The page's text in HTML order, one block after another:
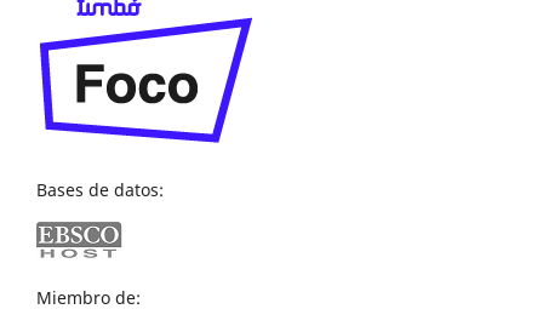
Bases de datos:
Miembro de: